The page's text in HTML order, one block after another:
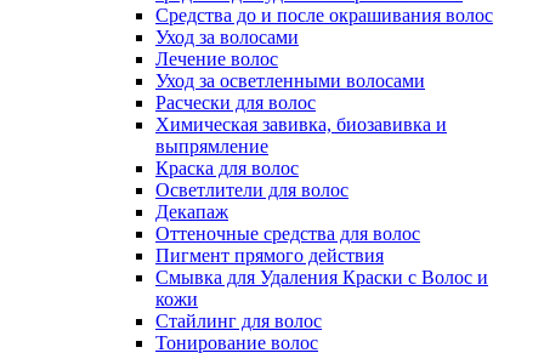
Средства до и после окрашивания волос
Уход за волосами
Лечение волос
Уход за осветленными волосами
Расчески для волос
Химическая завивка, биозавивка и
выпрямление
Краска для волос
Осветлители для волос
Декапаж
Оттеночные средства для волос
Пигмент прямого действия
Смывка для Удаления Краски с Волос и
кожи
Стайлинг для волос
Тонирование волос